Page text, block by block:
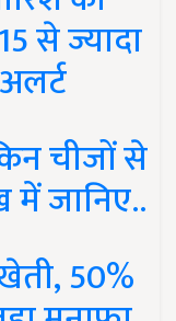
से ज्यादा
चीजों से
जानिए..
50%